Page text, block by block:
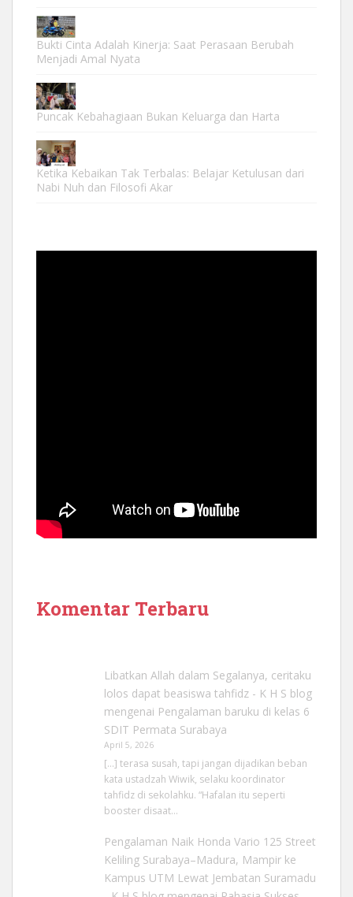
Bukti Cinta Adalah Kinerja: Saat Perasaan Berubah
Menjadi Amal Nyata
Puncak Kebahagiaan Bukan Keluarga dan Harta
Ketika Kebaikan Tak Terbalas: Belajar Ketulusan dari
Nabi Nuh dan Filosofi Akar
Komentar Terbaru
Libatkan Allah dalam Segalanya, ceritaku
lolos dapat beasiswa tahfidz - K H S blog
mengenai Pengalaman baruku di kelas 6
SDIT Permata Surabaya
April 5, 2026
[…] terasa susah, tapi jangan dijadikan beban
kata ustadzah Wiwik, selaku koordinator
tahfidz di sekolahku. “Hafalan itu seperti
booster disaat…
Pengalaman Naik Honda Vario 125 Street
Keliling Surabaya–Madura, Mampir ke
Kampus UTM Lewat Jembatan Suramadu